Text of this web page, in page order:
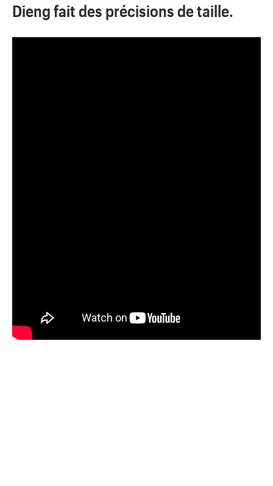
Dieng fait des précisions de taille.